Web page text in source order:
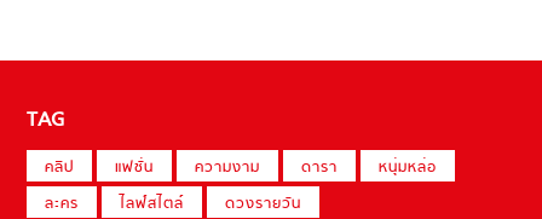
TAG
คลิป แฟชั่น ความงาม ดารา
หนุ่มหล่อ
ละคร
ไลฟ์สไตล์ ดวงรายวัน